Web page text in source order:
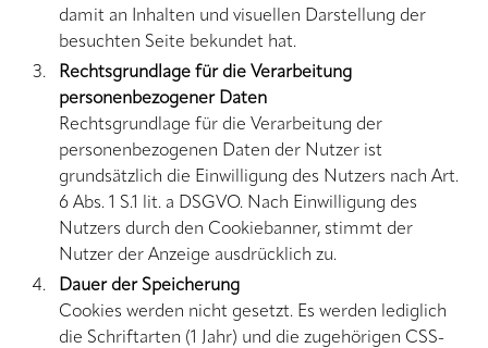
damit an Inhalten und visuellen Darstellung der
besuchten Seite bekundet hat.
Rechtsgrundlage für die Verarbeitung
personenbezogener Daten
Rechtsgrundlage für die Verarbeitung der
personenbezogenen Daten der Nutzer ist
grundsätzlich die Einwilligung des Nutzers nach Art.
6 Abs. 1 S.1 lit. a DSGVO. Nach Einwilligung des
Nutzers durch den Cookiebanner, stimmt der
Nutzer der Anzeige ausdrücklich zu.
Dauer der Speicherung
Cookies werden nicht gesetzt. Es werden lediglich
die Schriftarten (1 Jahr) und die zugehörigen CSS-